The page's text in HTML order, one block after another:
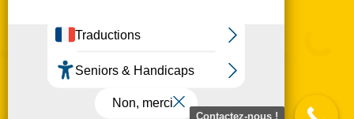
Politique de confidentialité
Mentions légales
CGU
Plan du site
Contactez-nous !